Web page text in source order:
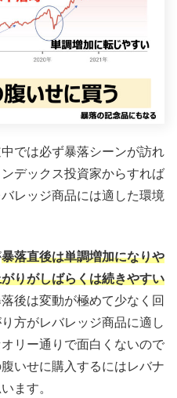
では必ず暴落シーンが訪れ
デックス投資家からすれば
レッジ商品には適した環境
暴落直後は単調増加になりや
りがしばらくは続きやすい
後は変動が極めて少なく回
方がレバレッジ商品に適し
リー通りで面白くないので
いせに購入するにはレバナ
ます。